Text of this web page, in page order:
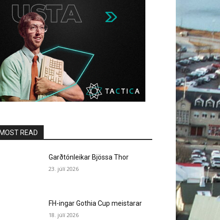
READ
Garðtónleikar Bjössa Thor
23. júlí 2026
FH-ingar Gothia Cup meistarar
18. júlí 2026